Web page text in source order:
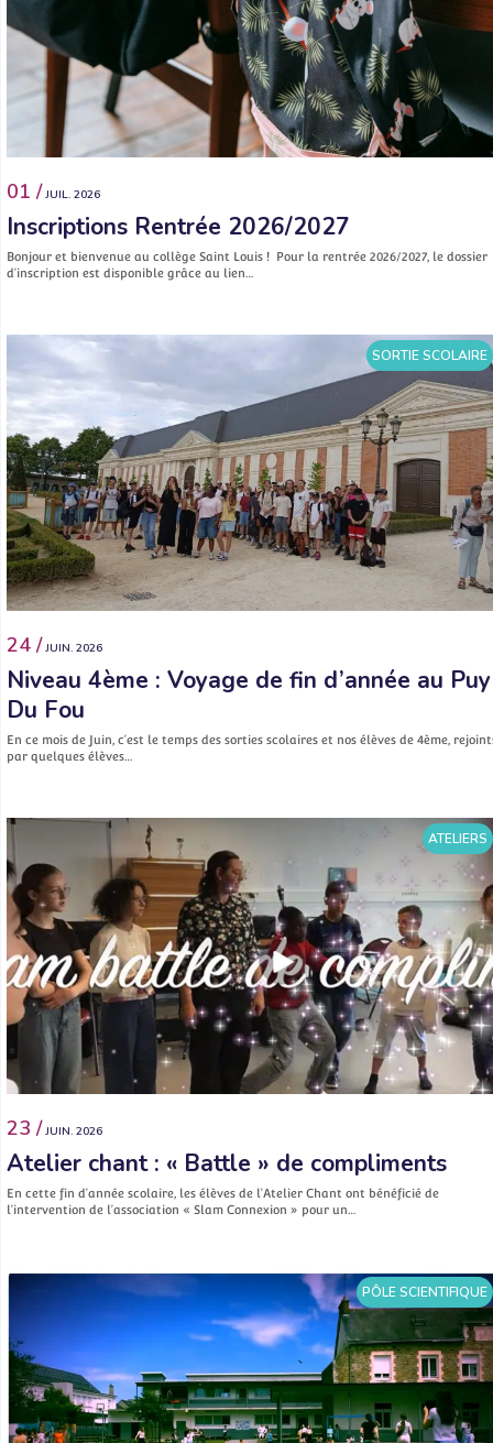
01 / JUIL. 2026
Inscriptions Rentrée 2026/2027
Bonjour et bienvenue au collège Saint Louis ! Pour la rentrée 2026/2027, le dossier
d’inscription est disponible grâce au lien…
SORTIE SCOLAIRE
24 / JUIN. 2026
Niveau 4ème : Voyage de fin d’année au Puy
Du Fou
En ce mois de Juin, c’est le temps des sorties scolaires et nos élèves de 4ème,
par quelques élèves…
ATELIERS
23 / JUIN. 2026
Atelier chant : « Battle » de compliments
En cette fin d’année scolaire, les élèves de l’Atelier Chant ont bénéficié de
l’intervention de l’association « Slam Connexion » pour un…
PÔLE SCIENTIFIQUE